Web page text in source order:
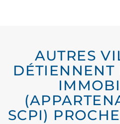
AUTRES
DÉTIENNENT
SCPI)